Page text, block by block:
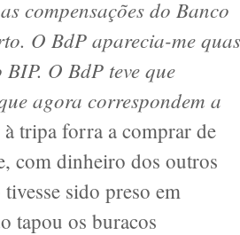
compensações do Banco
O BdP aparecia-me
O BdP teve que
agora correspondem a
tripa forra a comprar de
com dinheiro dos outros
sido preso em
tapou os buracos